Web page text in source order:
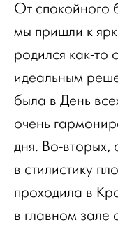
От спокойного
мы пришли к
родился как-то
идеальным
была в День
очень
дня. Во-вторых,
в стилистику
проходила в
в главном зале